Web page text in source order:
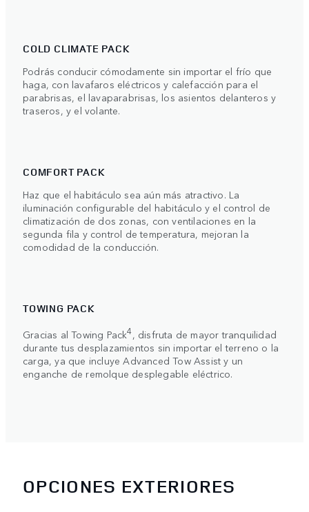
COLD CLIMATE PACK
Podrás conducir cómodamente sin importar el frío que
haga, con lavafaros eléctricos y calefacción para el
parabrisas, el lavaparabrisas, los asientos delanteros y
traseros, y el volante.
COMFORT PACK
Haz que el habitáculo sea aún más atractivo. La
iluminación configurable del habitáculo y el control de
climatización de dos zonas, con ventilaciones en la
segunda fila y control de temperatura, mejoran la
comodidad de la conducción.
TOWING PACK
Gracias al Towing Pack4, disfruta de mayor tranquilidad
durante tus desplazamientos sin importar el terreno o la
carga, ya que incluye Advanced Tow Assist y un
enganche de remolque desplegable eléctrico.
OPCIONES EXTERIORES